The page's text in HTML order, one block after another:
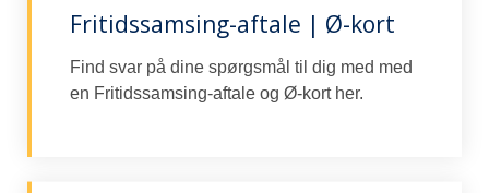
Fritidssamsing-aftale | Ø-kort
Find svar på dine spørgsmål til dig med med
en Fritidssamsing-aftale og Ø-kort her.​